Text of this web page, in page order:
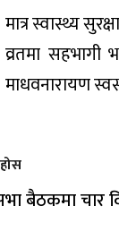
मात्र स्वास्थ्य
व्रतमा सहभागी
माधवनारायण
बैठकमा चार